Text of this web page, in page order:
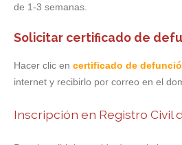
de 1-3 semanas.
Solicitar certificado de
Hacer clic en certificado de
internet y recibirlo por correo en el
Inscripción en Registro Civil